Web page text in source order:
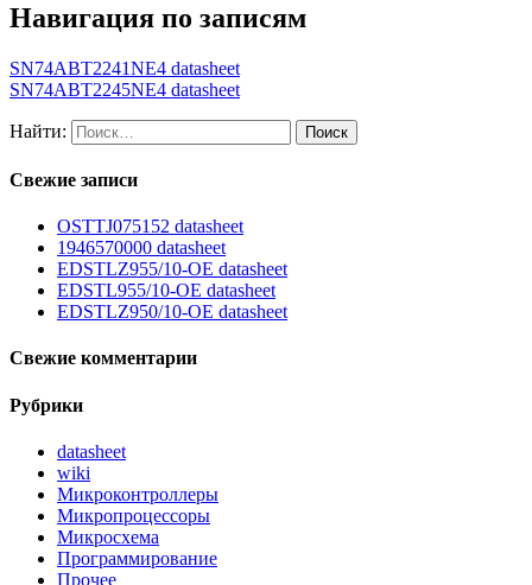
Навигация по записям
SN74ABT2241NE4 datasheet
SN74ABT2245NE4 datasheet
Найти:
Свежие записи
OSTTJ075152 datasheet
1946570000 datasheet
EDSTLZ955/10-OE datasheet
EDSTL955/10-OE datasheet
EDSTLZ950/10-OE datasheet
Свежие комментарии
Рубрики
datasheet
wiki
Микроконтроллеры
Микропроцессоры
Микросхема
Программирование
Прочее